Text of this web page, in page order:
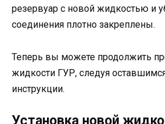
резервуар с новой жидкостью и
соединения плотно закреплены.
Теперь вы можете продолжить
жидкости ГУР, следуя
инструкции.
Установка новой